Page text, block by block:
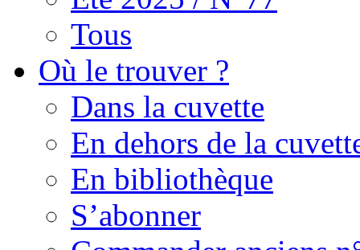
Tous
Où le trouver ?
Dans la cuvette
En dehors de la
En bibliothèque
S’abonner